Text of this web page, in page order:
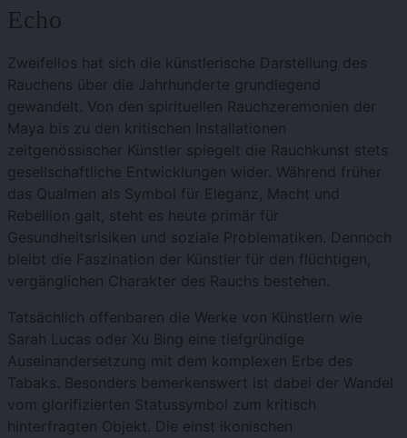
Echo
Zweifellos hat sich die künstlerische Darstellung des
Rauchens über die Jahrhunderte grundlegend
gewandelt. Von den spirituellen Rauchzeremonien der
Maya bis zu den kritischen Installationen
zeitgenössischer Künstler spiegelt die Rauchkunst stets
gesellschaftliche Entwicklungen wider. Während früher
das Qualmen als Symbol für Eleganz, Macht und
Rebellion galt, steht es heute primär für
Gesundheitsrisiken und soziale Problematiken. Dennoch
bleibt die Faszination der Künstler für den flüchtigen,
vergänglichen Charakter des Rauchs bestehen.
Tatsächlich offenbaren die Werke von Künstlern wie
Sarah Lucas oder Xu Bing eine tiefgründige
Auseinandersetzung mit dem komplexen Erbe des
Tabaks. Besonders bemerkenswert ist dabei der Wandel
vom glorifizierten Statussymbol zum kritisch
hinterfragten Objekt. Die einst ikonischen